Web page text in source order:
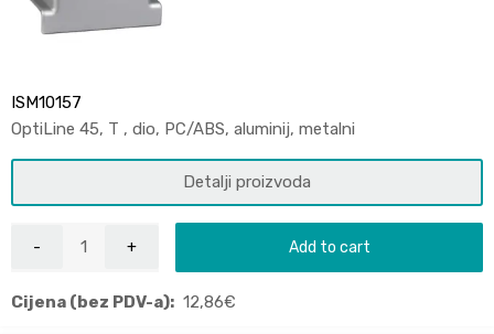
ISM10157
OptiLine 45, T , dio, PC/ABS, aluminij, metalni
Detalji proizvoda
Add to cart
Cijena (bez PDV-a): 12,86€